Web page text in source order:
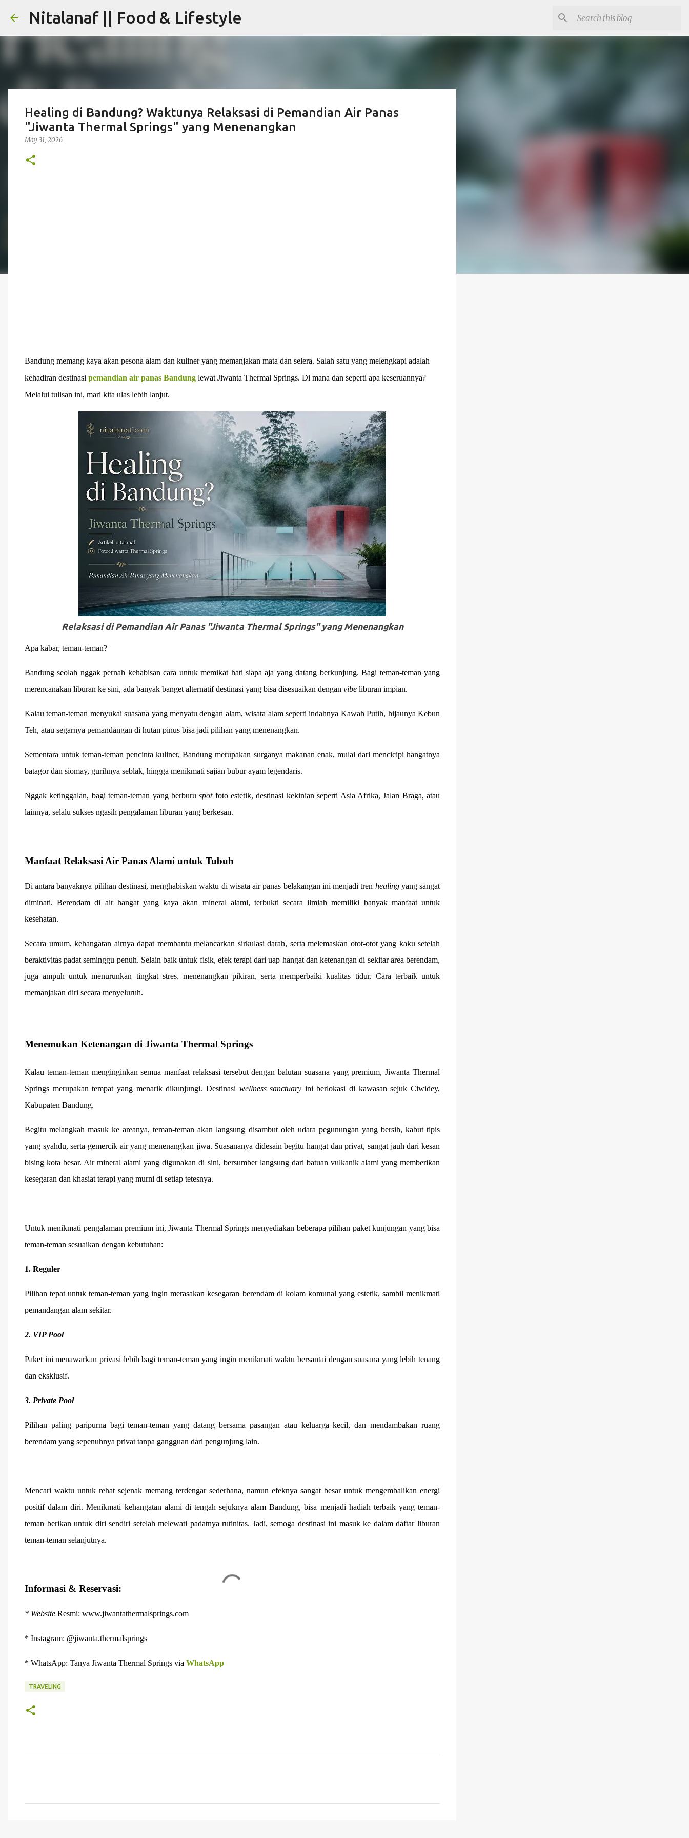
Nitalanaf || Food & Lifestyle
Healing di Bandung? Waktunya Relaksasi di Pemandian Air Panas
"Jiwanta Thermal Springs" yang Menenangkan
May 31, 2026
Bandung memang kaya akan pesona alam dan kuliner yang memanjakan mata dan selera. Salah satu yang melengkapi adalah
kehadiran destinasi pemandian air panas Bandung lewat Jiwanta Thermal Springs. Di mana dan seperti apa keseruannya?
Melalui tulisan ini, mari kita ulas lebih lanjut.
Relaksasi di Pemandian Air Panas "Jiwanta Thermal Springs" yang Menenangkan
Apa kabar, teman-teman?
Bandung seolah nggak pernah kehabisan cara untuk memikat hati siapa aja yang datang berkunjung. Bagi teman-teman yang
merencanakan liburan ke sini, ada banyak banget alternatif destinasi yang bisa disesuaikan dengan vibe liburan impian.
Kalau teman-teman menyukai suasana yang menyatu dengan alam, wisata alam seperti indahnya Kawah Putih, hijaunya Kebun
Teh, atau segarnya pemandangan di hutan pinus bisa jadi pilihan yang menenangkan.
Sementara untuk teman-teman pencinta kuliner, Bandung merupakan surganya makanan enak, mulai dari mencicipi hangatnya
batagor dan siomay, gurihnya seblak, hingga menikmati sajian bubur ayam legendaris.
Nggak ketinggalan, bagi teman-teman yang berburuspotfoto estetik, destinasi kekinian seperti Asia Afrika, Jalan Braga, atau
lainnya, selalu sukses ngasih pengalaman liburan yang berkesan.
Manfaat Relaksasi Air Panas Alami untuk Tubuh
Di antara banyaknya pilihan destinasi, menghabiskan waktu di wisata air panas belakangan ini menjadi tren healingyang sangat
diminati. Berendam di air hangat yang kaya akan mineral alami, terbukti secara ilmiah memiliki banyak manfaat untuk
kesehatan.
Secara umum, kehangatan airnya dapat membantu melancarkan sirkulasi darah, serta melemaskan otot-otot yang kaku setelah
beraktivitas padat seminggu penuh. Selain baik untuk fisik, efek terapi dari uap hangat dan ketenangan di sekitar area berendam,
juga ampuh untuk menurunkan tingkat stres, menenangkan pikiran, serta memperbaiki kualitas tidur. Cara terbaik untuk
memanjakan diri secara menyeluruh.
Menemukan Ketenangan di Jiwanta Thermal Springs
Kalau teman-teman menginginkan semua manfaat relaksasi tersebut dengan balutan suasana yang premium, Jiwanta Thermal
Springs merupakan tempat yang menarik dikunjungi. Destinasi wellness sanctuary ini berlokasi di kawasan sejuk Ciwidey,
Kabupaten Bandung.
Begitu melangkah masuk ke areanya, teman-teman akan langsung disambut oleh udara pegunungan yang bersih, kabut tipis
yang syahdu, serta gemercik air yang menenangkan jiwa. Suasananya didesain begitu hangat dan privat, sangat jauh dari kesan
bising kota besar. Air mineral alami yang digunakan di sini, bersumber langsung dari batuan vulkanik alami yang memberikan
kesegaran dan khasiat terapi yang murni di setiap tetesnya.
Untuk menikmati pengalaman premium ini, Jiwanta Thermal Springs menyediakan beberapa pilihan paket kunjungan yang bisa
teman-teman sesuaikan dengan kebutuhan:
1. Reguler
Pilihan tepat untuk teman-teman yang ingin merasakan kesegaran berendam di kolam komunal yang estetik, sambil menikmati
pemandangan alam sekitar.
2. VIP Pool
Paket ini menawarkan privasi lebih bagi teman-teman yang ingin menikmati waktu bersantai dengan suasana yang lebih tenang
dan eksklusif.
3. Private Pool
Pilihan paling paripurna bagi teman-teman yang datang bersama pasangan atau keluarga kecil, dan mendambakan ruang
berendam yang sepenuhnya privat tanpa gangguan dari pengunjung lain.
Mencari waktu untuk rehat sejenak memang terdengar sederhana, namun efeknya sangat besar untuk mengembalikan energi
positif dalam diri. Menikmati kehangatan alami di tengah sejuknya alam Bandung, bisa menjadi hadiah terbaik yang teman-
teman berikan untuk diri sendiri setelah melewati padatnya rutinitas. Jadi, semoga destinasi ini masuk ke dalam daftar liburan
teman-teman selanjutnya.
Informasi & Reservasi:
* Website Resmi: www.jiwantathermalsprings.com
* Instagram: @jiwanta.thermalsprings
* WhatsApp: Tanya Jiwanta Thermal Springs via WhatsApp
TRAVELING